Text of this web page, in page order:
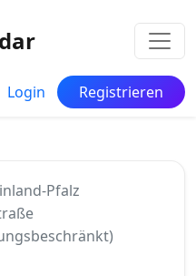
Login Registrieren
Pfalz